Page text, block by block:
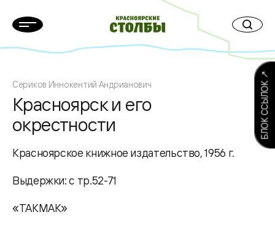
Сериков Иннокентий Андрианович
Красноярск и его
окрестности
Красноярское книжное издательство, 1956 г.
Выдержки: с тр.52-71
«ТАКМАК»
БЛОК ССЫЛОК ↗